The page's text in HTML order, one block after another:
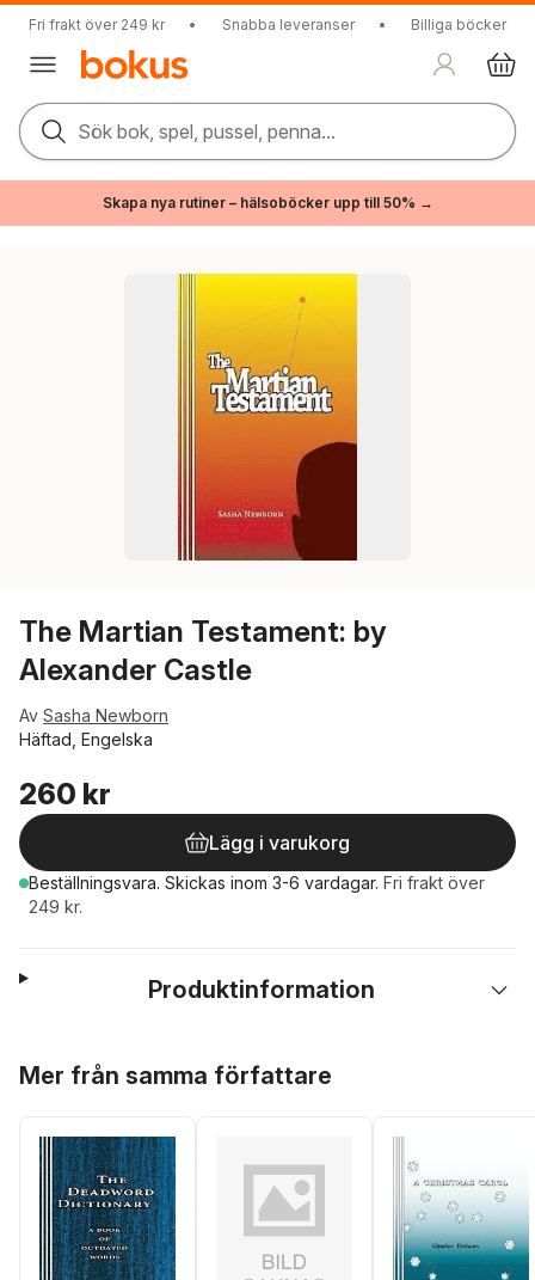
Fri frakt över 249 kr • Snabba leveranser • Billiga böcker
Sök bok, spel, pussel, penna...
Skapa nya rutiner – hälsoböcker upp till 50% →
The Martian Testament: by
Alexander Castle
Av Sasha Newborn
Häftad, Engelska
260 kr
Lägg i varukorg
Beställningsvara. Skickas inom 3-6 vardagar. Fri frakt över
249 kr.
Produktinformation
Mer från samma författare